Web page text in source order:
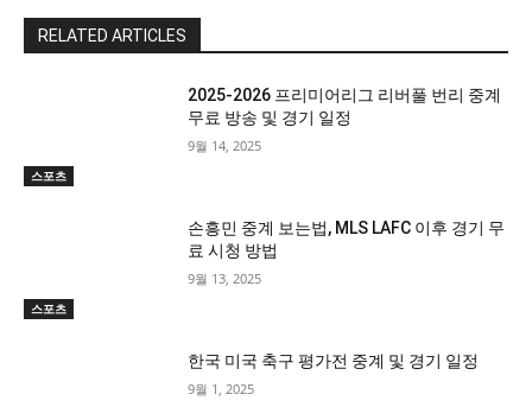
RELATED ARTICLES
스포츠
2025-2026 프리미어리그 리버풀 번리 중계
무료 방송 및 경기 일정
9월 14, 2025
스포츠
손흥민 중계 보는법, MLS LAFC 이후 경기 무
료 시청 방법
9월 13, 2025
한국 미국 축구 평가전 중계 및 경기 일정
9월 1, 2025